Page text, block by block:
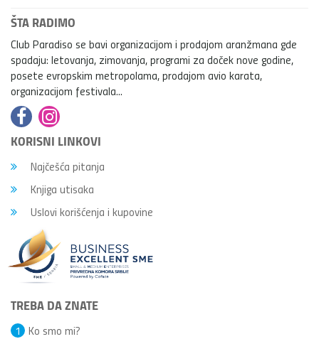
ŠTA RADIMO
Club Paradiso se bavi organizacijom i prodajom aranžmana gde
spadaju: letovanja, zimovanja, programi za doček nove godine,
posete evropskim metropolama, prodajom avio karata,
organizacijom festivala...
KORISNI LINKOVI
Najčešća pitanja
Knjiga utisaka
Uslovi korišćenja i kupovine
TREBA DA ZNATE
Ko smo mi?
1